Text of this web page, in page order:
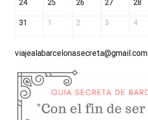
24 25 26 27 28
31 1 2 3 4
viajealabarcelonasecreta@gmail.com